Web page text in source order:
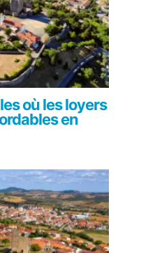
où les loyers
en